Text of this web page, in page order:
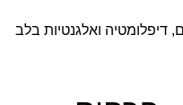
דיפלומטיה ואלגנטיות בלב